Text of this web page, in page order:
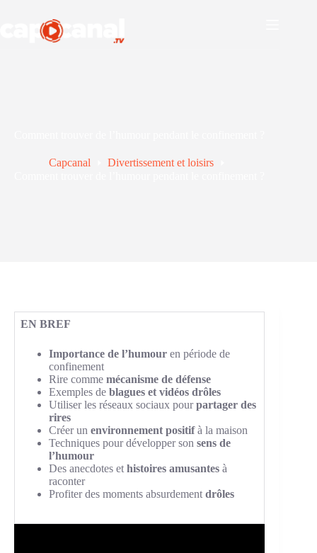
Capcanal
Divertissement et loisirs
EN BREF
Importance de l’humour en période de
confinement
Rire comme mécanisme de défense
Exemples de blagues et vidéos drôles
Utiliser les réseaux sociaux pourpartager des
rires
Créer un environnement positifà la maison
Techniques pour développer son sens de
l’humour
Des anecdotes et histoires amusantes à
raconter
Profiter des moments absurdement drôles